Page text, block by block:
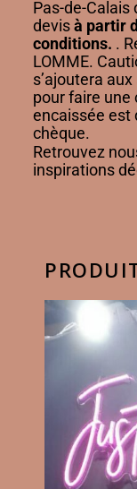
Pas-de-Calais
devisà partir
conditions. .
LOMME.
s’ajoutera
pour faire une
encaissée est
chèque.
Retrouvez
inspirations